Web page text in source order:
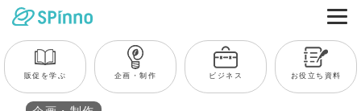
販促を学ぶ 企画・制作 ビジネス お役立ち資料